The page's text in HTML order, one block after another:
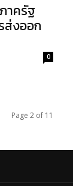
าครัฐ
ส่งออก
0
Page 2 of 11